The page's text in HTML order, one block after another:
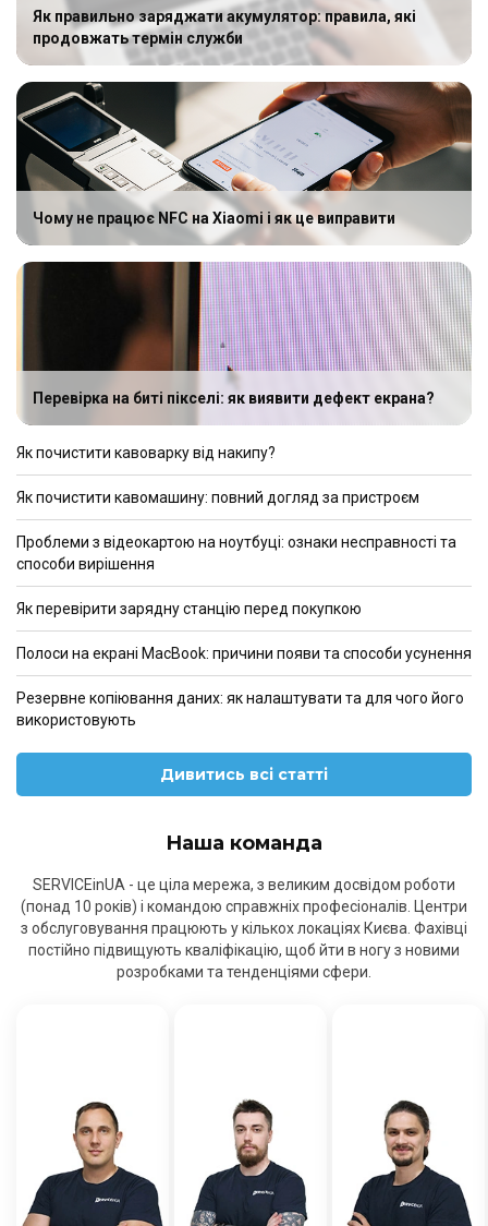
Як правильно заряджати акумулятор: правила, які
продовжать термін служби
Чому не працює NFC на Xiaomi і як це виправити
Перевірка на биті пікселі: як виявити дефект екрана?
Як почистити кавоварку від накипу?
Як почистити кавомашину: повний догляд за пристроєм
Проблеми з відеокартою на ноутбуці: ознаки несправності та
способи вирішення
Як перевірити зарядну станцію перед покупкою
Полоси на екрані MacBook: причини появи та способи усунення
Резервне копіювання даних: як налаштувати та для чого його
використовують
Дивитись всі статті
Наша команда
SERVICEinUA - це ціла мережа, з великим досвідом роботи
(понад 10 років) і командою справжніх професіоналів. Центри
з обслуговування працюють у кількох локаціях Києва. Фахівці
постійно підвищують кваліфікацію, щоб йти в ногу з новими
розробками та тенденціями сфери.